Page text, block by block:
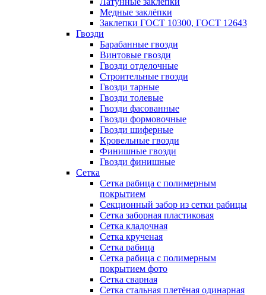
Медные заклёпки
Заклепки ГОСТ 10300, ГОСТ 12643
Гвозди
Барабанные гвозди
Винтовые гвозди
Гвозди отделочные
Строительные гвозди
Гвозди тарные
Гвозди толевые
Гвозди фасованные
Гвозди формовочные
Гвозди шиферные
Кровельные гвозди
Финишные гвозди
Гвозди финишные
Сетка
Сетка рабица с полимерным
покрытием
Секционный забор из сетки рабицы
Сетка заборная пластиковая
Сетка кладочная
Сетка крученая
Сетка рабица
Сетка рабица с полимерным
покрытием фото
Сетка сварная
Сетка стальная плетёная одинарная